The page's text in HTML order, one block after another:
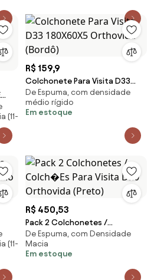
(11-
R$ 159,9
Colchonete Para Visita D33
180X60X5 Orthovida (Bordô)
De Espuma, com densidade
médio rígido
Em estoque
(11-
R$ 450,53
Pack 2 Colchonetes /
Colch�Es Para Visita D20
Orthovida (Preto)
De Espuma, com Densidade
Macia
Em estoque